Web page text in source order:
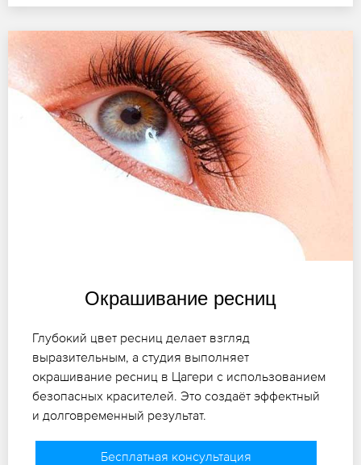
Окрашивание ресниц
Глубокий цвет ресниц делает взгляд
выразительным, а студия выполняет
окрашивание ресниц в Цагери с использованием
безопасных красителей. Это создаёт эффектный
и долговременный результат.
Бесплатная консультация